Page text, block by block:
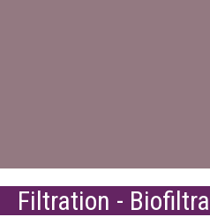
Filtration -